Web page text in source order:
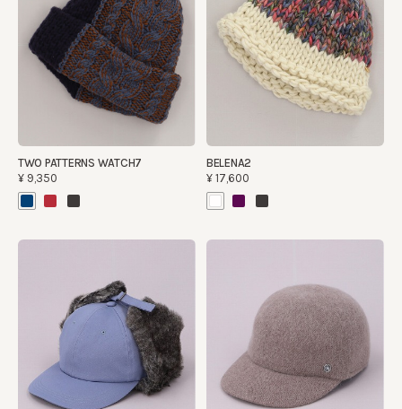
TWO PATTERNS WATCH7
¥9,350
BELENA2
¥17,600